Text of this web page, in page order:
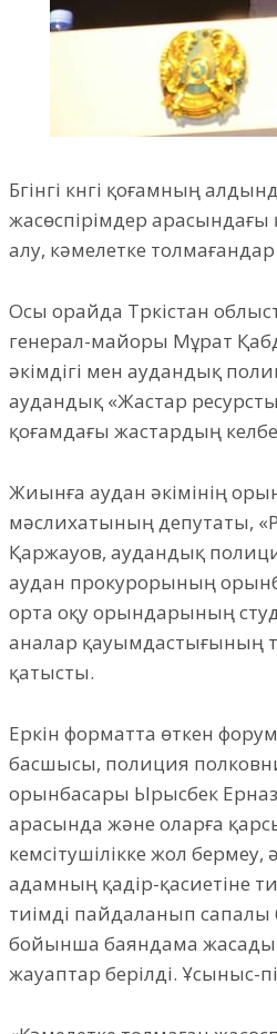
Бүгінгі күнгі қоғамның
жасөспірімдер
алу, кәмелетке
Осы орайда Түркістан
генерал-майоры Мұрат
әкімдігі мен аудандық
аудандық «Жастар
қоғамдағы жастардың
Жиынға аудан әкімінің
мәслихатының депутаты,
Қаржауов, аудандық
аудан прокурорының
орта оқу орындарының
аналар қауымдастығының
қатысты.
Еркін форматта өткен
басшысы, полиция
орынбасары Ырысбек
арасында және оларға
кемсітушілікке жол
адамның қадір-қасиетіне
тиімді пайдаланып сапалы
бойынша баяндама
жауаптар берілді. Ұсыныс-